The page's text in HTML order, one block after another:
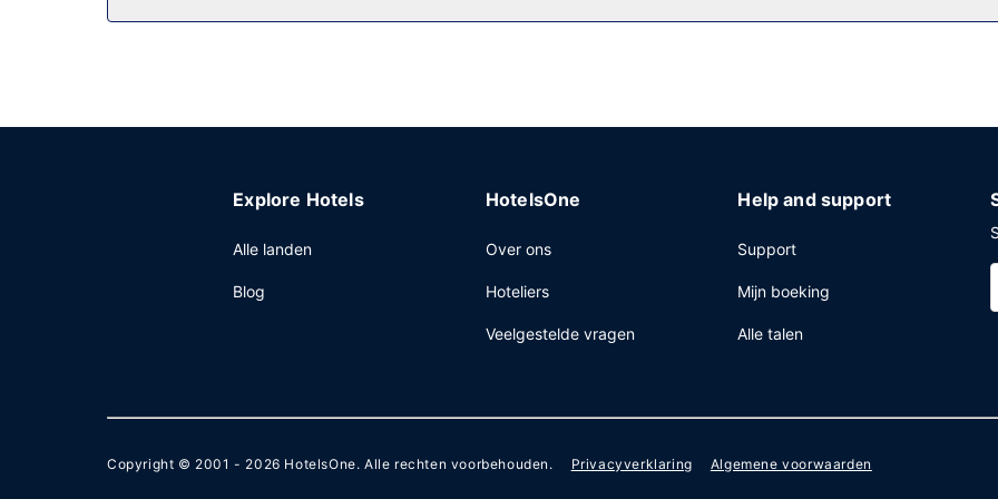
Explore Hotels
Alle landen
Blog
HotelsOne
Over ons
Hoteliers
Veelgestelde vragen
Help and support
Support
Mijn boeking
Alle talen
Copyright © 2001 - 2026 HotelsOne. Alle rechten voorbehouden. Privacyverklaring Algemene voorwaarden